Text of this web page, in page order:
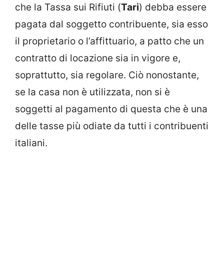
che la Tassa sui Rifiuti (Tari) debba essere
pagata dal soggetto contribuente, sia esso
il proprietario o l’affittuario, a patto che un
contratto di locazione sia in vigore e,
soprattutto, sia regolare. Ciò nonostante,
se la casa non è utilizzata, non si è
soggetti al pagamento di questa che è una
delle tasse più odiate da tutti i contribuenti
italiani.